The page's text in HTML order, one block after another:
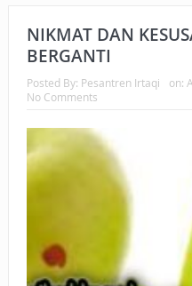
NIKMAT DAN
BERGANTI
Posted By: Pesantren Irtaqi on:
No Comments